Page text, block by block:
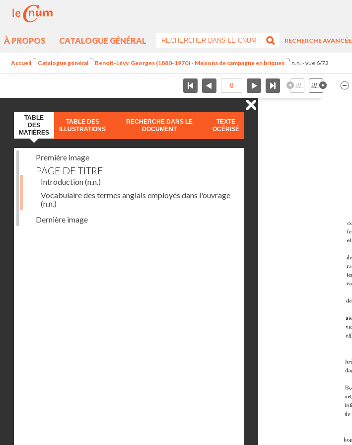
À PROPOS CATALOGUE GÉNÉRAL
RECHERCHE AVANCÉE
Accueil Catalogue général Benoit-Lévy, Georges (1880-1970) - Maisons de campagne en briques n.n. - vue 6/72
TABLE
DES
MATIÈRES
TABLE DES
ILLUSTRATIONS
RECHERCHE DANS LE
DOCUMENT
TEXTE
OCÉRISÉ
Première image
PAGE DE TITRE
Introduction(n.n.)
Vocabulaire des termes anglais employés dans l'ouvrage
(n.n.)
Dernière image